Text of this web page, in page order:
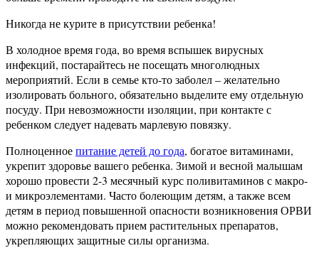
Никогда не курите в присутствии ребенка!
В холодное время года, во время вспышек вирусных
инфекций, постарайтесь не посещать многолюдных
мероприятий. Если в семье кто-то заболел – желательно
изолировать больного, обязательно выделите ему отдельную
посуду. При невозможности изоляции, при контакте с
ребенком следует надевать марлевую повязку.
Полноценноепитание детей до года, богатое витаминами,
укрепит здоровье вашего ребенка. Зимой и весной малышам
хорошо провести 2-3 месячный курс поливитаминов с макро-
и микроэлементами. Часто болеющим детям, а также всем
детям в период повышенной опасности возникновения ОРВИ
можно рекомендовать прием растительных препаратов,
укрепляющих защитные силы организма.